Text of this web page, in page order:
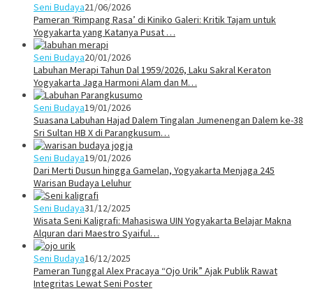
Seni Budaya21/06/2026
Pameran ‘Rimpang Rasa’ di Kiniko Galeri: Kritik Tajam untuk
Yogyakarta yang Katanya Pusat …
Seni Budaya20/01/2026
Labuhan Merapi Tahun Dal 1959/2026, Laku Sakral Keraton
Yogyakarta Jaga Harmoni Alam dan M…
Seni Budaya19/01/2026
Suasana Labuhan Hajad Dalem Tingalan Jumenengan Dalem ke-38
Sri Sultan HB X di Parangkusum…
Seni Budaya19/01/2026
Dari Merti Dusun hingga Gamelan, Yogyakarta Menjaga 245
Warisan Budaya Leluhur
Seni Budaya31/12/2025
Wisata Seni Kaligrafi: Mahasiswa UIN Yogyakarta Belajar Makna
Alquran dari Maestro Syaiful…
Seni Budaya16/12/2025
Pameran Tunggal Alex Pracaya “Ojo Urik” Ajak Publik Rawat
Integritas Lewat Seni Poster